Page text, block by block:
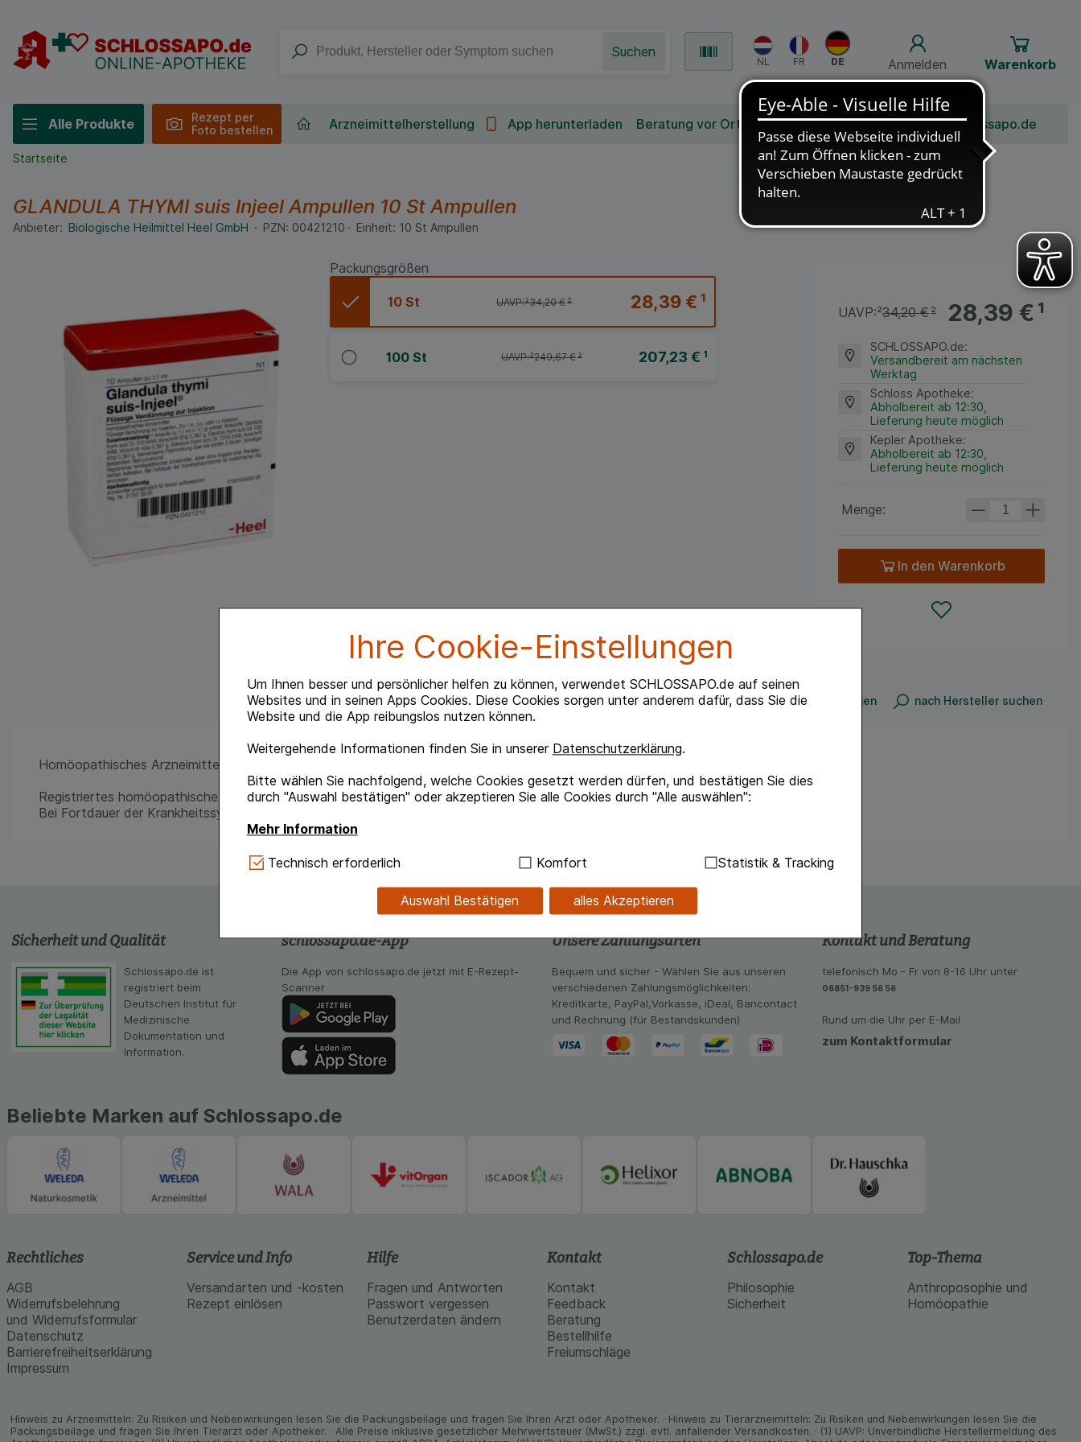
Ihre Cookie-Einstellungen
Um Ihnen besser und persönlicher helfen zu können, verwendet SCHLOSSAPO.de auf seinen
Websites und in seinen Apps Cookies. Diese Cookies sorgen unter anderem dafür, dass Sie die
Website und die App reibungslos nutzen können.
Weitergehende Informationen finden Sie in unserer Datenschutzerklärung.
Bitte wählen Sie nachfolgend, welche Cookies gesetzt werden dürfen, und bestätigen Sie dies
durch "Auswahl bestätigen" oder akzeptieren Sie alle Cookies durch "Alle auswählen":
Mehr Information
Technisch Notwendig:Hierbei handelt es sich um Cookies, die für die Grundfunktionen unserer
verzichtet werden kann.
gestalten, beispielsweise für die Wiedererkennung des Besuchers oder unsere Seite an bevorzugte
auf Ihre Bedürfnisse zugeschrittene Inhalte anzuzeigen und unser Partnerprogramm zu betreiben.
Statistik & Tracking:
Hierüber lassen sich Informationen über die Art und Weise der Nutzung
unserer Website sammeln, mit deren Hilfe wir unsere Website weiter für Sie optimieren können, den
Inhalt auf unserer Website aber auch die Werbung auf Drittseiten möglichst relevant für Sie zu
gestalten. Bitte beachten Sie, dass Daten hierfür teilweise an Dritte wie z.B. Google oder soziale
Medien übertragen werden.
Technisch erforderlich Komfort Statistik & Tracking
Auswahl Bestätigen alles Akzeptieren
Anmelden Warenkorb
Suchen
Alle Produkte
Rezept per
Foto bestellen
Arzneimittelherstellung App herunterladen Beratung vor Ort Bonusprogramm Jobs Über Schlossapo.de
Startseite
GLANDULA THYMI suis Injeel Ampullen 10 StAmpullen
Anbieter: Biologische Heilmittel Heel GmbH PZN: 00421210 Einheit: 10 St Ampullen
Packungsgrößen
10 St 28,39 €¹
UAVP:²34,20 €²
100 St 207,23 € ¹
UAVP:²249,67 €²
28,39 €¹
UAVP:²34,20 €²
SCHLOSSAPO.de:
Versandbereit am nächsten
Werktag
Schloss Apotheke:
Abholbereit ab 12:30,
Lieferung heute möglich
Kepler Apotheke:
Abholbereit ab 12:30,
Lieferung heute möglich
Menge:
In den Warenkorb
Beipackzettel herunterladen nach Produkt suchen nach Hersteller suchen
Homöopathisches Arzneimittel
Registriertes homöopathisches Arzneimittel, daher ohne Angabe einer therapeutischen Indikation.
Bei Fortdauer der Krankheitssymptome ist medizinischer Rat einzuholen.
Sicherheit und Qualität
Schlossapo.de ist
registriert beim
Deutschen Institut für
Medizinische
Dokumentation und
Information.
schlossapo.de-App
Die App von schlossapo.de jetzt mit E-Rezept-
Scanner
Unsere Zahlungsarten
Bequem und sicher - Wählen Sie aus unseren
verschiedenen Zahlungsmöglichkeiten:
Kreditkarte, PayPal,Vorkasse, iDeal, Bancontact
und Rechnung (für Bestandskunden)
Kontakt und Beratung
telefonisch Mo - Fr von 8-16 Uhr unter
06851-939 56 56
Rund um die Uhr per E-Mail
zum Kontaktformular
Beliebte Marken auf Schlossapo.de
Rechtliches
AGB
Widerrufsbelehrung
und Widerrufsformular
Datenschutz
Barrierefreiheitserklärung
Impressum
Service und Info
Versandarten und -kosten
Rezept einlösen
Hilfe
Fragen und Antworten
Passwort vergessen
Benutzerdaten ändern
Kontakt
Kontakt
Feedback
Beratung
Bestellhilfe
Freiumschläge
Schlossapo.de
Philosophie
Sicherheit
Top-Thema
Anthroposophie und
Homöopathie
Hinweis zu Arzneimitteln: Zu Risiken und Neben­wirkungen lesen Sie die Packungs­beilage und fragen Sie Ihren Arzt oder Apo­theker. · Hinweis zu Tier­arz­nei­mitteln: Zu Risiken und Neben­wirkungen lesen Sie die
Packungs­beilage und fragen Sie Ihren Tier­arzt oder Apo­theker. · Alle Preise inklusive gesetz­licher Mehrwertsteuer (MwSt.) zzgl. evtl. anfallender Versand­kosten. · (1) UAVP: Unverbindliche Herstellermeldung des